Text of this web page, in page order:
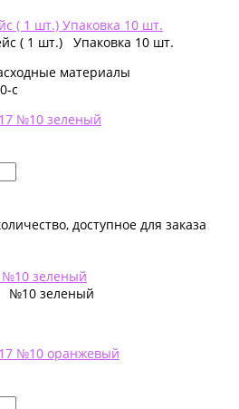
( 1 шт.) Упаковка 10 шт.
( 1 шт.) Упаковка 10 шт.
материалы
с
доступное для заказа
№10 зеленый
№10 зеленый